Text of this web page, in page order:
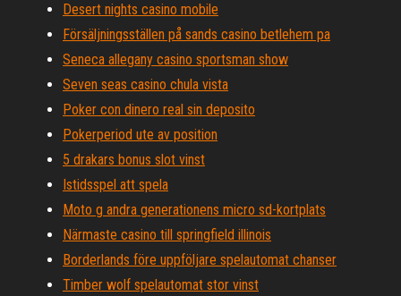
Desert nights casino mobile
Försäljningsställen på sands casino betlehem pa
Seneca allegany casino sportsman show
Seven seas casino chula vista
Poker con dinero real sin deposito
Pokerperiod ute av position
5 drakars bonus slot vinst
Istidsspel att spela
Moto g andra generationens micro sd-kortplats
Närmaste casino till springfield illinois
Borderlands före uppföljare spelautomat chanser
Timber wolf spelautomat stor vinst